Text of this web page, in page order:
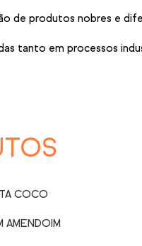
de produtos nobres e
tanto em processos
COCO
AMENDOIM